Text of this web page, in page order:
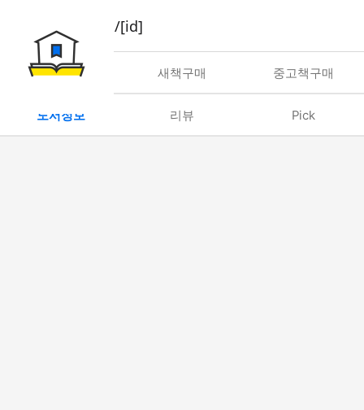
book/rent/[id]
대여 새책구매 중고책구매
도서정보 리뷰 Pick